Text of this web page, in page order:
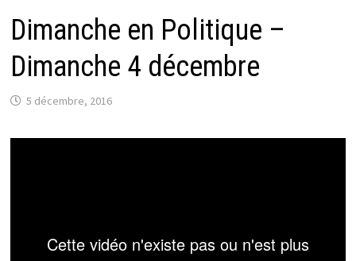
Dimanche en Politique –
Dimanche 4 décembre
5 décembre, 2016